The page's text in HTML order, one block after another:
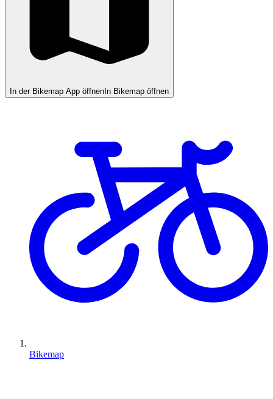
In der Bikemap App öffnen In Bikemap öffnen
Bikemap